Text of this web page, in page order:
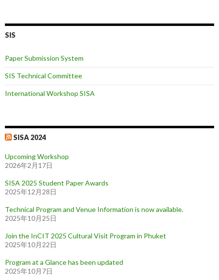
SIS
Paper Submission System
SIS Technical Committee
International Workshop SISA
SISA 2024
Upcoming Workshop
2026年2月17日
SISA 2025 Student Paper Awards
2025年12月28日
Technical Program and Venue Information is now available.
2025年10月25日
Join the InCIT 2025 Cultural Visit Program in Phuket
2025年10月22日
Program at a Glance has been updated
2025年10月7日